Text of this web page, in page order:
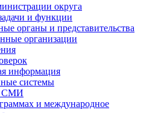
округа
и функции
органы и представительства
организации
информация
системы
СМИ
и международное